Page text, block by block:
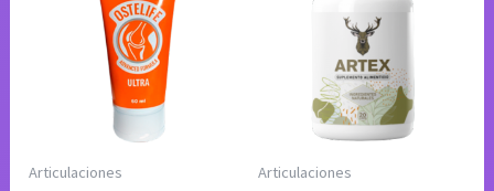
Articulaciones Articulaciones